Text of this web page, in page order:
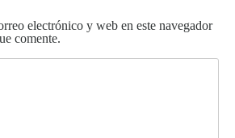
electrónico y web en este navegador
comente.